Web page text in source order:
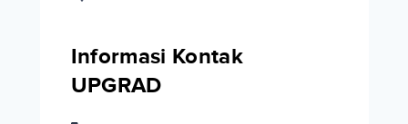
Informasi Kontak
UPGRAD